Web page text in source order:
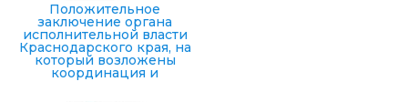
Положительное
заключение органа
исполнительной власти
Краснодарского края, на
который возложены
координация и
регулирование